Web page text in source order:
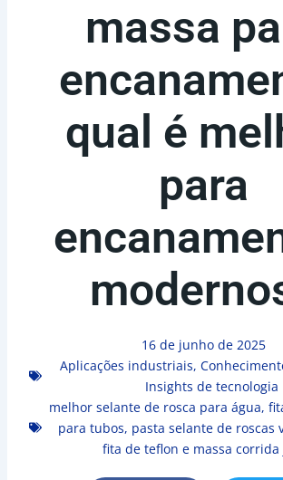
massa
qual é
para
16 de junho de 2025
Aplicações industriais,
Insights de tecnologia
melhor selante de rosca para água,
para tubos, pasta selante de roscas
fita de teflon e massa